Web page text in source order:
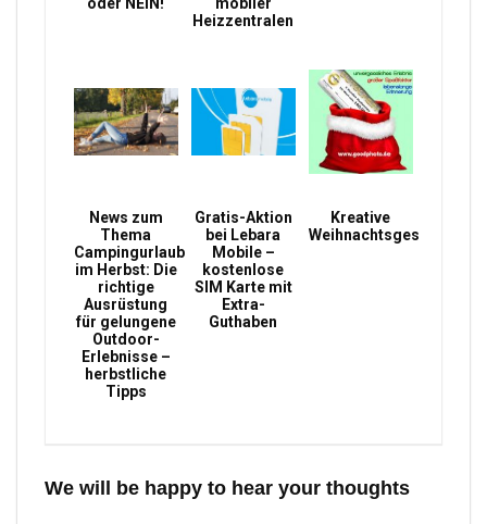
oder NEIN!
mobiler
Heizzentralen
News zum
Thema
Campingurlaub
im Herbst: Die
richtige
Ausrüstung
für gelungene
Outdoor-
Erlebnisse –
herbstliche
Tipps
Gratis-Aktion
bei Lebara
Mobile –
kostenlose
SIM Karte mit
Extra-
Guthaben
Kreative
Weihnachtsgeschenke
We will be happy to hear your thoughts